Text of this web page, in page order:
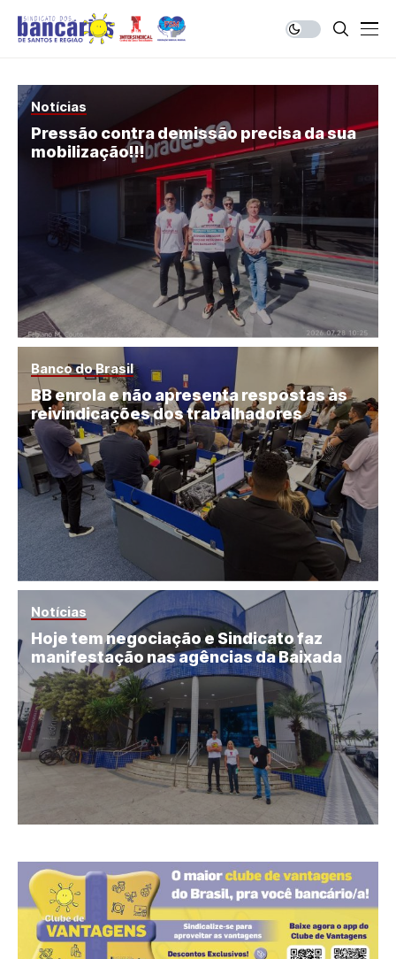
Notícias
Pressão contra demissão precisa da sua
mobilização!!!
Banco do Brasil
BB enrola e não apresenta respostas às
reivindicações dos trabalhadores
Notícias
Hoje tem negociação e Sindicato faz
manifestação nas agências da Baixada